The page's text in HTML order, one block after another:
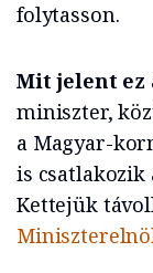
folytasson.
Mit jelent ez
miniszter,
a Magyar-
is csatlakozik
Kettejük